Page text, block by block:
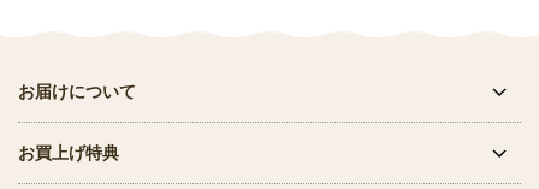
お届けについて
お買上げ特典